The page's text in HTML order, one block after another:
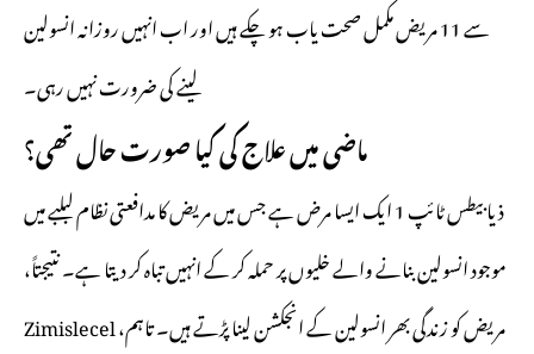
سے 11 مریض مکمل صحت یاب ہو چکے ہیں اور اب انہیں روزانہ انسولین
لینے کی ضرورت نہیں رہی۔
ماضی میں علاج کی کیا صورت حال تھی؟
ذیابیطس ٹائپ 1 ایک ایسا مرض ہے جس میں مریض کا مدافعتی نظام لبلبے میں
موجود انسولین بنانے والے خلیوں پر حملہ کر کے انہیں تباہ کر دیتا ہے۔ نتیجتاً،
مریض کو زندگی بھر انسولین کے انجکشن لینا پڑتے ہیں۔ تاہم، Zimislecel